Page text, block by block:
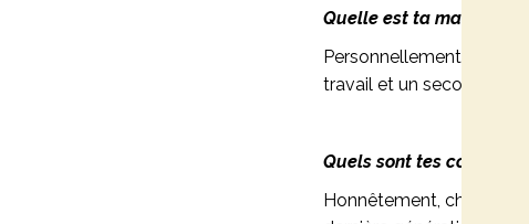
Quelle est ta manière
Personnellement, je
travail et un second en
Quels sont tes conseils
Honnêtement, chacun